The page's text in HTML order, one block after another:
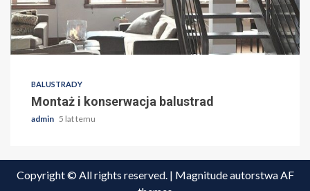
BALUSTRADY
Montaż i konserwacja balustrad
admin 5 lat temu
Copyright © All rights reserved. | Magnitudeautorstwa AF